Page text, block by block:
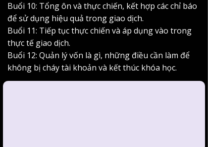
Buổi 10: Tổng ôn và thực chiến, kết hợp các chỉ báo
để sử dụng hiệu quả trong giao dịch.
Buổi 11: Tiếp tục thực chiến và áp dụng vào trong
thực tế giao dịch.
Buổi 12: Quản lý vốn là gì, những điều cần làm để
không bị cháy tài khoản và kết thúc khóa học.